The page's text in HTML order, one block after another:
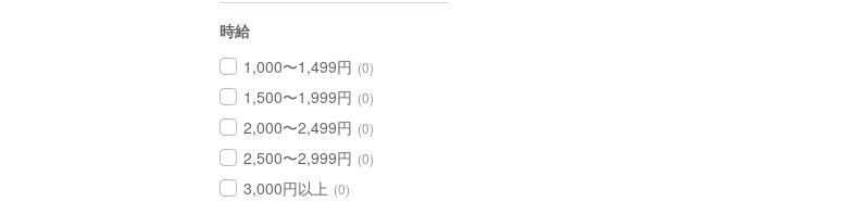
時給
1,000〜1,499円 (0)
1,500〜1,999円 (0)
2,000〜2,499円 (0)
2,500〜2,999円 (0)
3,000円以上 (0)